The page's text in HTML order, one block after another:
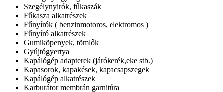
Szegélynyirók, fűkaszák
Fűkasza alkatrészek
Fűnyírók ( benzinmotoros, elektromos )
Fűnyíró alkatrészek
Gumiköpenyek, tömlők
Gyújtógyertya
Kapálógép adapterek (járókerék,eke stb.)
Kapasorok, kapakések, kapacsapszegek
Kapálógép alkatrészek
Karburátor membrán garnitúra